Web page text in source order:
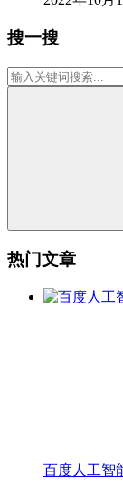
搜一搜
热门文章
百度人工智